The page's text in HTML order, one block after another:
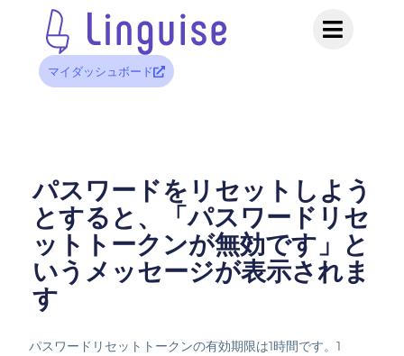
マイダッシュボード
パスワードをリセットしよう
とすると、「パスワードリセ
ットトークンが無効です」と
いうメッセージが表示されま
す
パスワードリセットトークンの有効期限は1時間です。1